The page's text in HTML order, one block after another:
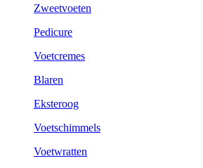
Zweetvoeten
Pedicure
Voetcremes
Blaren
Eksteroog
Voetschimmels
Voetwratten